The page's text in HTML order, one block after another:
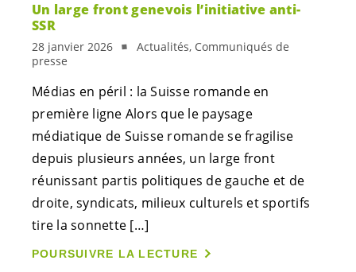
Un large front genevois l’initiative anti-
SSR
28 janvier 2026
Actualités, Communiqués de
presse
Médias en péril : la Suisse romande en
première ligne Alors que le paysage
médiatique de Suisse romande se fragilise
depuis plusieurs années, un large front
réunissant partis politiques de gauche et de
droite, syndicats, milieux culturels et sportifs
tire la sonnette […]
POURSUIVRE LA LECTURE